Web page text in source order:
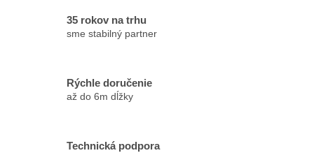
35 rokov na trhu
sme stabilný partner
Rýchle doručenie
až do 6m dĺžky
Technická podpora